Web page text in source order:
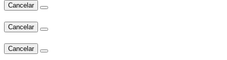
Cancelar
Cancelar
Cancelar